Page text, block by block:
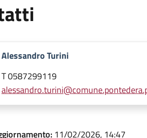
Alessandro Turini
T 0587299119
11/02/2026, 14:47